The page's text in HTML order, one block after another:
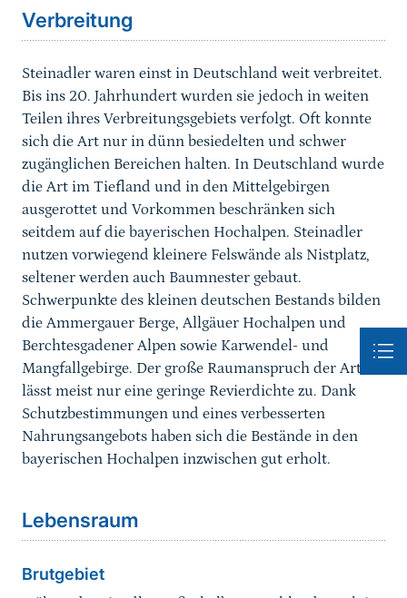
Verbreitung
Steinadler waren einst in Deutschland weit verbreitet.
Bis ins 20. Jahrhundert wurden sie jedoch in weiten
Teilen ihres Verbreitungsgebiets verfolgt. Oft konnte
sich die Art nur in dünn besiedelten und schwer
zugänglichen Bereichen halten. In Deutschland wurde
die Art im Tiefland und in den Mittelgebirgen
ausgerottet und Vorkommen beschränken sich
seitdem auf die bayerischen Hochalpen. Steinadler
nutzen vorwiegend kleinere Felswände als Nistplatz,
seltener werden auch Baumnester gebaut.
Schwerpunkte des kleinen deutschen Bestands bilden
die Ammergauer Berge, Allgäuer Hochalpen und
Berchtesgadener Alpen sowie Karwendel- und
Mangfallgebirge. Der große Raumanspruch der Art
lässt meist nur eine geringe Revierdichte zu. Dank
Schutzbestimmungen und eines verbesserten
Nahrungsangebots haben sich die Bestände in den
bayerischen Hochalpen inzwischen gut erholt.
Sprungmarke
Lebensraum
Brutgebiet